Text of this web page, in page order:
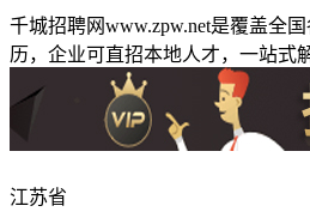
千城招聘网www.zpw.net是覆盖全
历，企业可直招本地人才，一站式
江苏省